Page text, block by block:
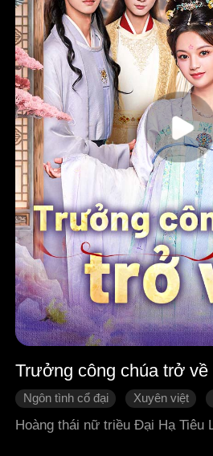
Trưởng công chúa trở về
Ngôn tình cổ đại Xuyên việt
Vả mặt
Hài hước